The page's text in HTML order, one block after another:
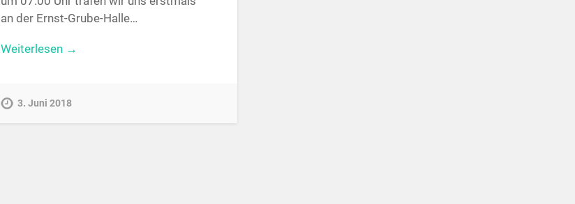
an der Ernst-Grube-Halle…
Weiterlesen →
3. Juni 2018